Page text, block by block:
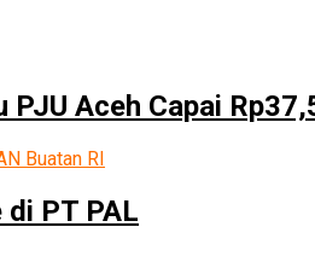
Aceh Capai
di PT PAL